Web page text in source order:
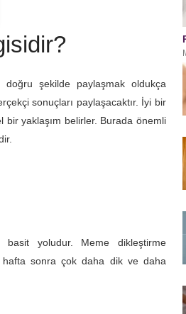
doğru şekilde paylaşmak oldukça
sonuçları paylaşacaktır. İyi bir
yaklaşım belirler. Burada önemli
basit yoludur. Meme dikleştirme
sonra çok daha dik ve daha